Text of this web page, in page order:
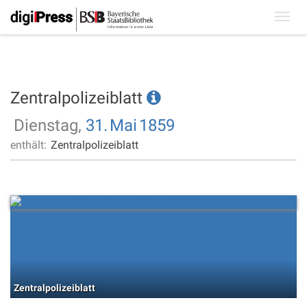
Zentralpolizeiblatt
Dienstag, 31. Mai 1859
enthält: Zentralpolizeiblatt
Zentralpolizeiblatt